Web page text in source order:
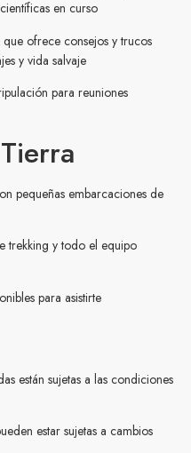
en curso
ofrece consejos y trucos
y vida salvaje
para reuniones
pequeñas embarcaciones de
trekking y todo el equipo
para asistirte
están sujetas a las condiciones
estar sujetas a cambios